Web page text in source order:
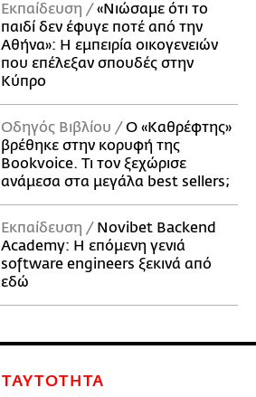
Εκπαίδευση
«Νιώσαμε ότι το
παιδί δεν έφυγε ποτέ από την
Αθήνα»: Η εμπειρία οικογενειών
που επέλεξαν σπουδές στην
Κύπρο
Οδηγός Βιβλίου
Ο «Καθρέφτης»
βρέθηκε στην κορυφή της
Bookvoice. Τι τον ξεχώρισε
ανάμεσα στα μεγάλα best sellers;
Εκπαίδευση
Novibet Backend
Academy: Η επόμενη γενιά
software engineers ξεκινά από
εδώ
ΤΑΥΤΟΤΗΤΑ